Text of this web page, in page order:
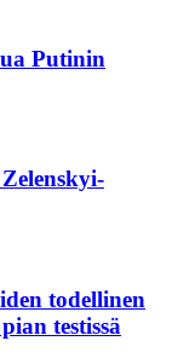
Putinin
todellinen
testissä